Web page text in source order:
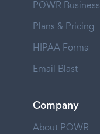
POWR Business
Plans & Pricing
HIPAA Forms
Email Blast
Company
About POWR